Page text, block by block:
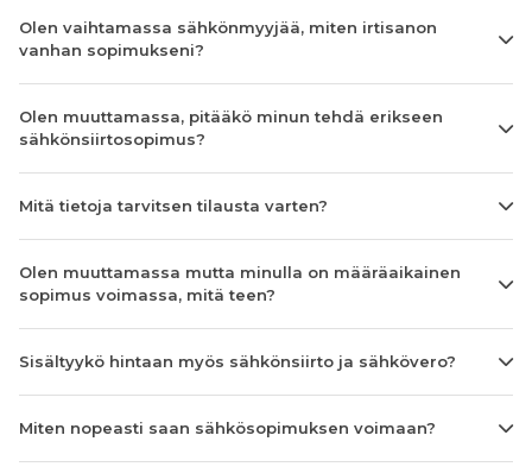
Olen vaihtamassa sähkönmyyjää, miten irtisanon
vanhan sopimukseni?
Olen muuttamassa, pitääkö minun tehdä erikseen
sähkönsiirtosopimus?
Mitä tietoja tarvitsen tilausta varten?
Olen muuttamassa mutta minulla on määräaikainen
sopimus voimassa, mitä teen?
Sisältyykö hintaan myös sähkönsiirto ja sähkövero?
Miten nopeasti saan sähkösopimuksen voimaan?